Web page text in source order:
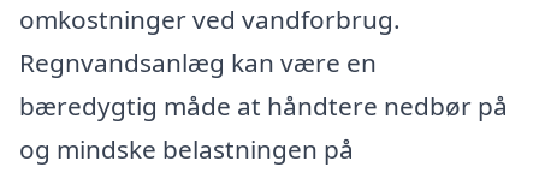
omkostninger ved vandforbrug.
Regnvandsanlæg kan være en
bæredygtig måde at håndtere nedbør på
og mindske belastningen på